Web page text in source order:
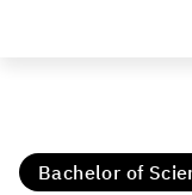
Bachelor of